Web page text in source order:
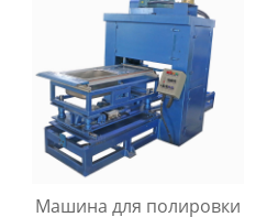
Машина для полировки